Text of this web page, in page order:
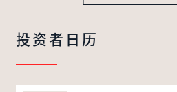
投资者日历